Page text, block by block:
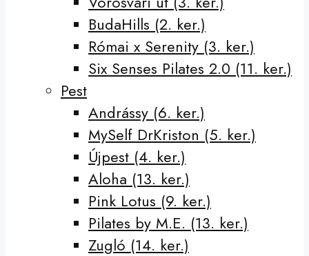
BudaHills (2. ker.)
Római x Serenity (3. ker.)
Six Senses Pilates 2.0 (11. ker.)
Pest
Andrássy (6. ker.)
MySelf DrKriston (5. ker.)
Újpest (4. ker.)
Aloha (13. ker.)
Pink Lotus (9. ker.)
Pilates by M.E. (13. ker.)
Zugló (14. ker.)